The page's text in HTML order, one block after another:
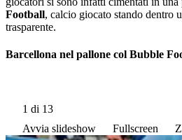
Football, calcio giocato stando dentro
trasparente.
Barcellona nel pallone col Bubble
1 di 13
Avvia slideshow
Fullscreen